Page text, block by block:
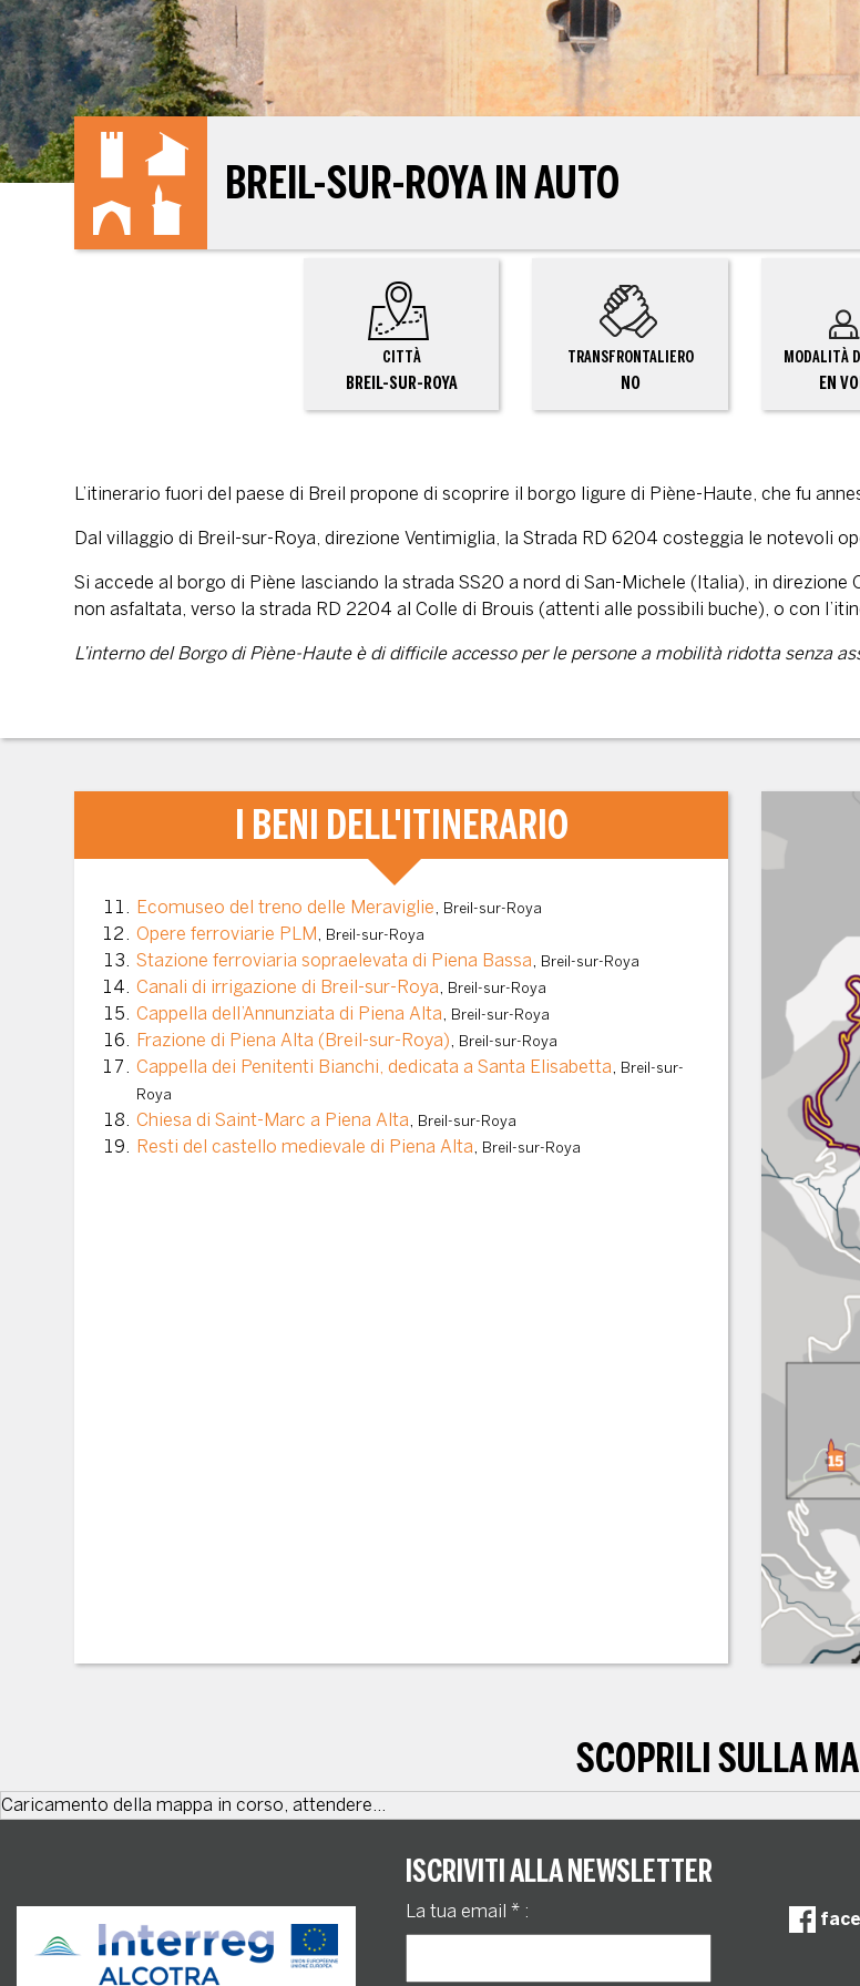
BREIL-SUR-ROYA IN AUTO
CITTÀ
BREIL-SUR-ROYA
TRANSFRONTALIERO
NO
MODALITÀ
EN
L’itinerario fuori del paese di Breil propone di scoprire il borgo ligure di Piène-Haute, che fu
Dal villaggio di Breil-sur-Roya, direzione Ventimiglia, la Strada RD 6204 costeggia le notevoli
Si accede al borgo di Piène lasciando la strada SS20 a nord di San-Michele (Italia), in
non asfaltata, verso la strada RD 2204 al Colle di Brouis (attenti alle possibili buche), o con
L’interno del Borgo di Piène-Haute è di difficile accesso per le persone a mobilità ridotta senza
I BENI DELL'ITINERARIO
Ecomuseo del treno delle Meraviglie, Breil-sur-Roya
Opere ferroviarie PLM, Breil-sur-Roya
Stazione ferroviaria sopraelevata di Piena Bassa, Breil-sur-Roya
Canali di irrigazione di Breil-sur-Roya, Breil-sur-Roya
Cappella dell’Annunziata di Piena Alta, Breil-sur-Roya
Frazione di Piena Alta (Breil-sur-Roya), Breil-sur-Roya
Cappella dei Penitenti Bianchi, dedicata a Santa Elisabetta, Breil-sur-
Roya
Chiesa di Saint-Marc a Piena Alta, Breil-sur-Roya
Resti del castello medievale di Piena Alta, Breil-sur-Roya
SCOPRILI SULLA
Caricamento della mappa in corso, attendere...
ISCRIVITI ALLA NEWSLETTER
La tua email * :